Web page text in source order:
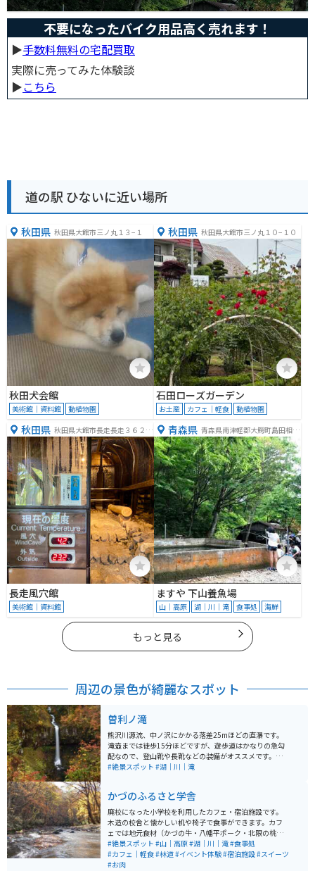
不要になったバイク用品高く売れます！
▶︎手数料無料の宅配買取
実際に売ってみた体験談
▶︎こちら
道の駅 ひないに近い場所
秋田県 秋田県大館市三ノ丸１３−１
秋田犬会館
美術館｜資料館 動植物園
秋田県 秋田県大館市三ノ丸１０−１０
石田ローズガーデン
お土産 カフェ｜軽食 動植物園
秋田県 秋田県大館市長走長走３６２
−６
長走風穴館
美術館｜資料館
青森県 青森県南津軽郡大鰐町島田相沢
１０１
ますや 下山養魚場
山｜高原 湖｜川｜滝 食事処 海鮮
もっと見る
周辺の景色が綺麗なスポット
曽利ノ滝
熊沢川源流、中ノ沢にかかる落差25mほどの直瀑です。
滝壺までは徒歩15分ほどですが、遊歩道はかなりの急勾
配なので、登山靴や長靴などの装備がオススメです。夏
には緑に囲まれてマイナスイオンを感じることができ、
#絶景スポット #湖｜川｜滝
かづのふるさと学舎
廃校になった小学校を利用したカフェ・宿泊施設です。
木造の校舎と懐かしい机や椅子で食事ができます。カフ
ェでは地元食材（かづの牛・八幡平ポーク・北限の桃）
をメニューに取り入れています。施設は主だった道路沿
いにあり、アクセスしやすいです。施設のすぐ外から散
策道が整備されていて、林と滝を楽しめます。観光名所
#絶景スポット #山｜高原#湖｜川｜滝#食事処
#カフェ｜軽食#林道#イベント体験#宿泊施設#スイーツ
#お肉